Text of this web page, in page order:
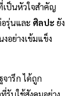
เป็นหัวใจสำคัญ
รุ่นและ ศิลปะ ยัง
อย่างเข้มแข็ง
ารึก ได้ถูก